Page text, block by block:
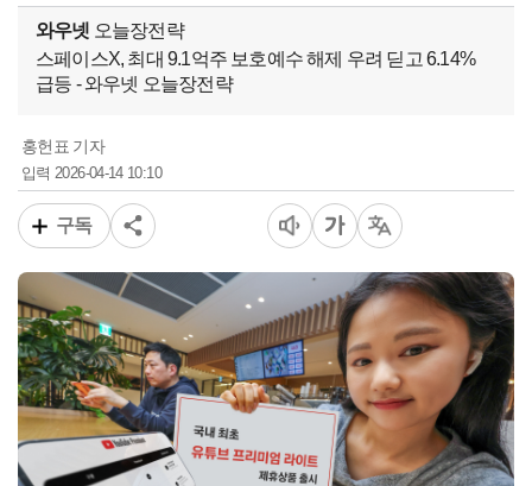
와우넷 오늘장전략
스페이스X, 최대 9.1억주 보호예수 해제 우려 딛고 6.14%
급등 - 와우넷 오늘장전략
홍헌표 기자
입력2026-04-14 10:10
구독